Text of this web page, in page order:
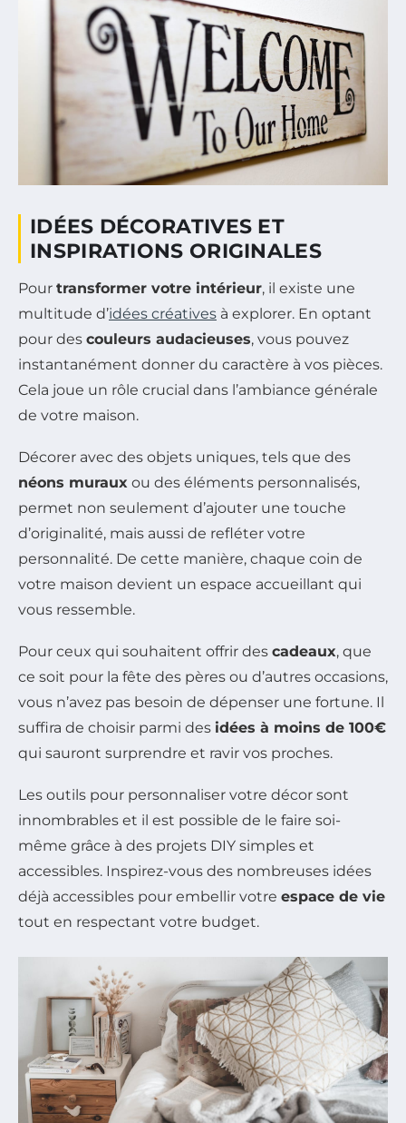
IDÉES DÉCORATIVES ET
INSPIRATIONS ORIGINALES
Pour transformer votre intérieur, il existe une
multitude d’idées créatives à explorer. En optant
pour des couleurs audacieuses, vous pouvez
instantanément donner du caractère à vos pièces.
Cela joue un rôle crucial dans l’ambiance générale
de votre maison.
Décorer avec des objets uniques, tels que des
néons muraux ou des éléments personnalisés,
permet non seulement d’ajouter une touche
d’originalité, mais aussi de refléter votre
personnalité. De cette manière, chaque coin de
votre maison devient un espace accueillant qui
vous ressemble.
Pour ceux qui souhaitent offrir des cadeaux, que
ce soit pour la fête des pères ou d’autres occasions,
vous n’avez pas besoin de dépenser une fortune. Il
suffira de choisir parmi des idées à moins de 100€
qui sauront surprendre et ravir vos proches.
Les outils pour personnaliser votre décor sont
innombrables et il est possible de le faire soi-
même grâce à des projets DIY simples et
accessibles. Inspirez-vous des nombreuses idées
déjà accessibles pour embellir votre espace de vie
tout en respectant votre budget.